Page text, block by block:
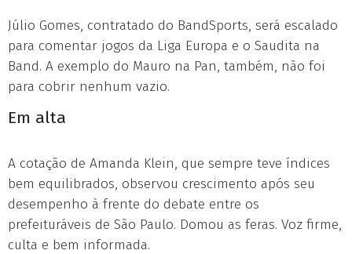
Júlio Gomes, contratado do BandSports, será escalado
para comentar jogos da Liga Europa e o Saudita na
Band. A exemplo do Mauro na Pan, também, não foi
para cobrir nenhum vazio.
Em alta
A cotação de Amanda Klein, que sempre teve índices
bem equilibrados, observou crescimento após seu
desempenho à frente do debate entre os
prefeituráveis de São Paulo. Domou as feras. Voz firme,
culta e bem informada.